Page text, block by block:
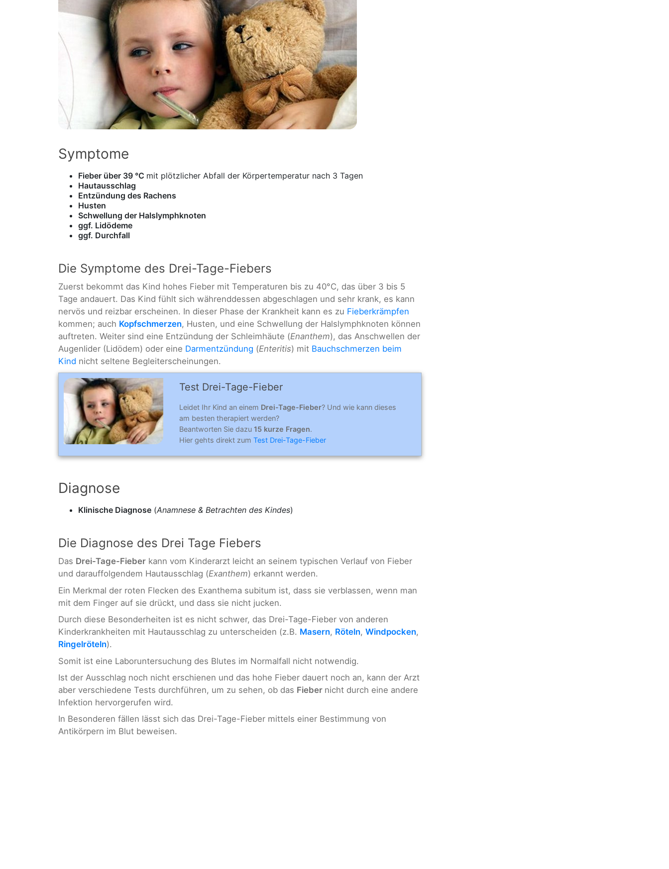
Symptome
Fieber über 39 °C mit plötzlicher Abfall der Körpertemperatur nach 3 Tagen
Hautausschlag
Entzündung des Rachens
Husten
Schwellung der Halslymphknoten
ggf. Lidödeme
ggf. Durchfall
Die Symptome des Drei-Tage-Fiebers
Zuerst bekommt das Kind hohes Fieber mit Temperaturen bis zu 40°C, das über 3 bis 5
Tage andauert. Das Kind fühlt sich währenddessen abgeschlagen und sehr krank, es kann
nervös und reizbar erscheinen. In dieser Phase der Krankheit kann es zu Fieberkrämpfen
kommen; auch Kopfschmerzen, Husten, und eine Schwellung der Halslymphknoten können
auftreten. Weiter sind eine Entzündung der Schleimhäute (Enanthem), das Anschwellen der
Augenlider (Lidödem) oder eine Darmentzündung (Enteritis) mit Bauchschmerzen beim
Kind nicht seltene Begleiterscheinungen.
Test Drei-Tage-Fieber
Leidet Ihr Kind an einem Drei-Tage-Fieber? Und wie kann dieses
am besten therapiert werden?
Beantworten Sie dazu 15 kurze Fragen.
Hier gehts direkt zum Test Drei-Tage-Fieber
Diagnose
Klinische Diagnose (Anamnese & Betrachten des Kindes)
Die Diagnose des Drei Tage Fiebers
Das Drei-Tage-Fieber kann vom Kinderarzt leicht an seinem typischen Verlauf von Fieber
und darauffolgendem Hautausschlag (Exanthem) erkannt werden.
Ein Merkmal der roten Flecken des Exanthema subitum ist, dass sie verblassen, wenn man
mit dem Finger auf sie drückt, und dass sie nicht jucken.
Durch diese Besonderheiten ist es nicht schwer, das Drei-Tage-Fieber von anderen
Kinderkrankheiten mit Hautausschlag zu unterscheiden (z.B. Masern, Röteln, Windpocken,
Ringelröteln).
Somit ist eine Laboruntersuchung des Blutes im Normalfall nicht notwendig.
Ist der Ausschlag noch nicht erschienen und das hohe Fieber dauert noch an, kann der Arzt
aber verschiedene Tests durchführen, um zu sehen, ob das Fieber nicht durch eine andere
Infektion hervorgerufen wird.
In Besonderen fällen lässt sich das Drei-Tage-Fieber mittels einer Bestimmung von
Antikörpern im Blut beweisen.